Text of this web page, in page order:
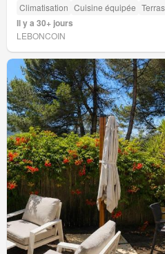
Climatisation Cuisine équipée
Il y a 30+ jours
LEBONCOIN